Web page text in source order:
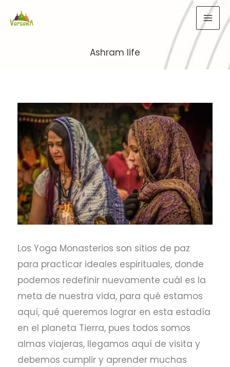
Ashram life
Los Yoga Monasterios son sitios de paz
para practicar ideales espirituales, donde
podemos redefinir nuevamente cuál es la
meta de nuestra vida, para qué estamos
aquí, qué queremos lograr en esta estadía
en el planeta Tierra, pues todos somos
almas viajeras, llegamos aquí de visita y
debemos cumplir y aprender muchas